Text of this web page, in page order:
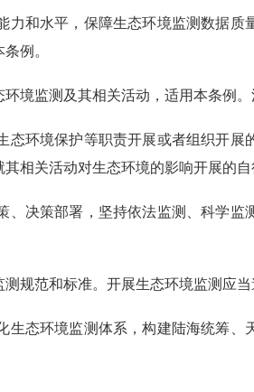
和水平，保障生态环境监测数据质
例。
监测及其相关活动，适用本条例。
环境保护等职责开展或者组织开
相关活动对生态环境的影响开展的自
决策部署，坚持依法监测、科学监
范和标准。开展生态环境监测应当
态环境监测体系，构建陆海统筹、